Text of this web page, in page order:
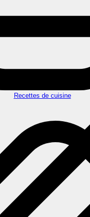
Recettes de cuisine